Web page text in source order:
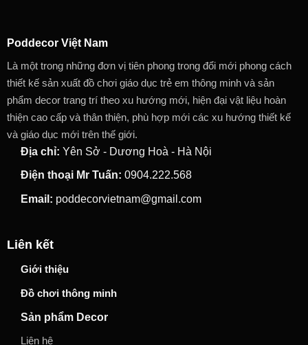
Poddecor Việt Nam
Là một trong những đơn vị tiên phong trong đổi mới phong cách
thiết kế sản xuất đồ chơi giáo dục trẻ em thông minh và sản
phẩm decor trang trí theo xu hướng mới, hiện đại vật liệu hoàn
thiện cao cấp và thân thiện, phù hợp mới các xu hướng thiết kế
và giáo dục mới trên thế giới.
Địa chỉ: Yên Sở - Dương Hoà - Hà Nội
Điện thoại Mr Tuấn: 0904.222.568
Email: poddecorvietnam@gmail.com
Liên kết
Giới thiệu
Đồ chơi thông minh
Sản phẩm Decor
Liên hệ